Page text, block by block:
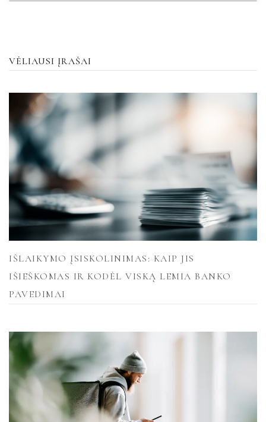
VĖLIAUSI ĮRAŠAI
IŠLAIKYMO ĮSISKOLINIMAS: KAIP JIS
IŠIEŠKOMAS IR KODĖL VISKĄ LEMIA BANKO
PAVEDIMAI